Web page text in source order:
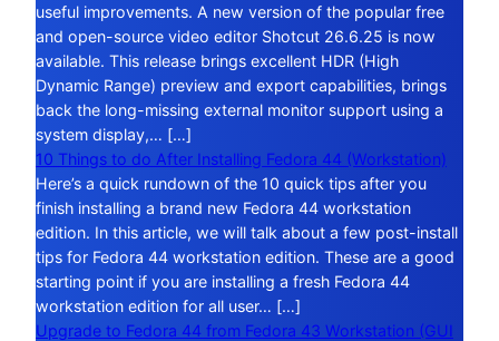
useful improvements. A new version of the popular free
and open-source video editor Shotcut 26.6.25 is now
available. This release brings excellent HDR (High
Dynamic Range) preview and export capabilities, brings
back the long-missing external monitor support using a
system display,… […]
10 Things to do After Installing Fedora 44 (Workstation)
Here’s a quick rundown of the 10 quick tips after you
finish installing a brand new Fedora 44 workstation
edition. In this article, we will talk about a few post-install
tips for Fedora 44 workstation edition. These are a good
starting point if you are installing a fresh Fedora 44
workstation edition for all user… […]
Upgrade to Fedora 44 from Fedora 43 Workstation (GUI